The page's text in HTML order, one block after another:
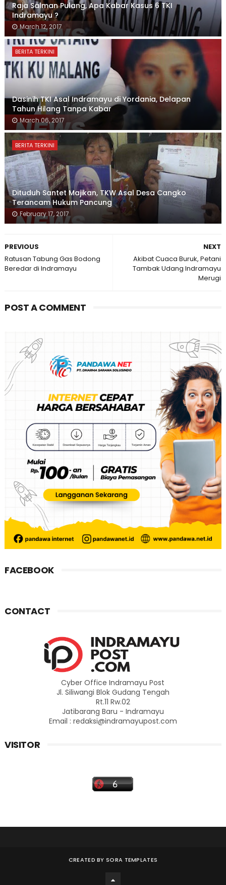
Raja Salman Pulang, Apa Kabar Kasus 6 TKI
Indramayu ?
March 12, 2017
BERITA TERKINI
Dasinih TKI Asal Indramayu di Yordania, Delapan
Tahun Hilang Tanpa Kabar
March 06, 2017
BERITA TERKINI
Dituduh Santet Majikan, TKW Asal Desa Cangko
Terancam Hukum Pancung
February 17, 2017
NEXT
Akibat Cuaca Buruk, Petani
Tambak Udang Indramayu
Merugi
PREVIOUS
Ratusan Tabung Gas Bodong
Beredar di Indramayu
POST A COMMENT
FACEBOOK
CONTACT
Cyber Office Indramayu Post
Jl. Siliwangi Blok Gudang Tengah
Rt.11 Rw.02
Jatibarang Baru - Indramayu
Email : redaksi@indramayupost.com
VISITOR
CREATED BYSORA TEMPLATES